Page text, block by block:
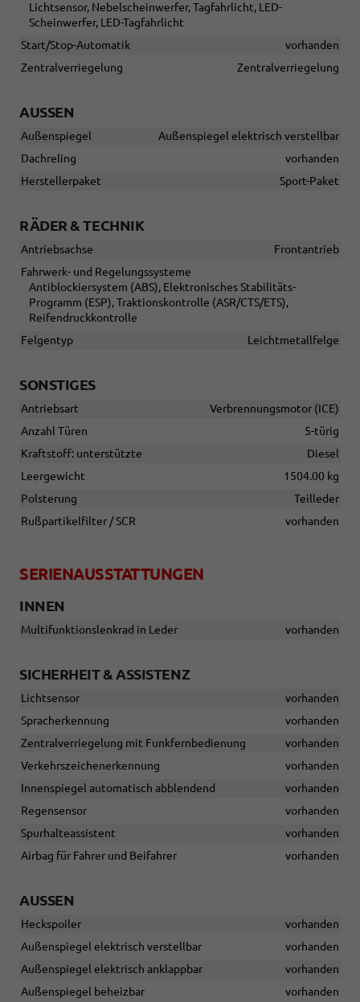
Lichtsensor, Nebelscheinwerfer, Tagfahrlicht, LED-
Scheinwerfer, LED-Tagfahrlicht
Start/Stop-Automatik
vorhanden
Zentralverriegelung
Zentralverriegelung
AUSSEN
Außenspiegel
Außenspiegel elektrisch verstellbar
Dachreling
vorhanden
Herstellerpaket
Sport-Paket
RÄDER & TECHNIK
Antriebsachse
Frontantrieb
Fahrwerk- und Regelungssysteme
Antiblockiersystem (ABS), Elektronisches Stabilitäts-
Programm (ESP), Traktionskontrolle (ASR/CTS/ETS),
Reifendruckkontrolle
Felgentyp
Leichtmetallfelge
SONSTIGES
Antriebsart
Verbrennungsmotor (ICE)
Anzahl Türen
5-türig
Kraftstoff: unterstützte
Diesel
Leergewicht
1504.00 kg
Polsterung
Teilleder
Rußpartikelfilter / SCR
vorhanden
SERIENAUSSTATTUNGEN
INNEN
Multifunktionslenkrad in Leder vorhanden
SICHERHEIT & ASSISTENZ
Lichtsensor
vorhanden
Spracherkennung
vorhanden
Zentralverriegelung mit Funkfernbedienung
vorhanden
Verkehrszeichenerkennung
vorhanden
Innenspiegel automatisch abblendend
vorhanden
Regensensor
vorhanden
Spurhalteassistent
vorhanden
Airbag für Fahrer und Beifahrer
vorhanden
AUSSEN
Heckspoiler
vorhanden
Außenspiegel elektrisch verstellbar
vorhanden
Außenspiegel elektrisch anklappbar
vorhanden
Außenspiegel beheizbar
vorhanden